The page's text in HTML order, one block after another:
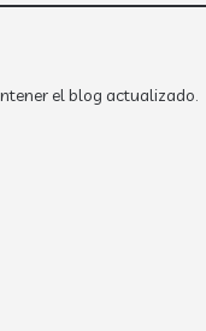
el blog actualizado.